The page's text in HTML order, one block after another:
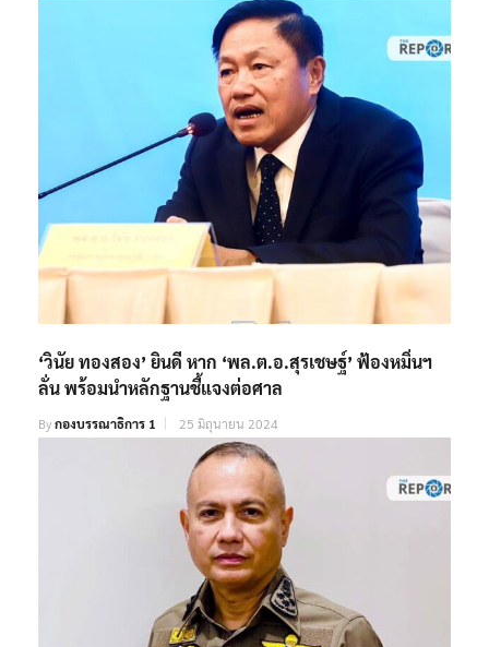
‘วินัย ทองสอง’ ยินดี หาก ‘พล.ต.อ.สุรเชษฐ์’ ฟ้องหมิ่นฯ
ลั่น พร้อมนำหลักฐานชี้แจงต่อศาล
Byกองบรรณาธิการ 1 25 มิถุนายน 2024